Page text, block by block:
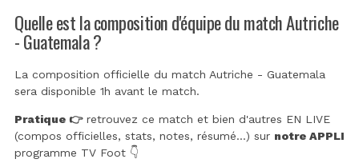
Quelle est la composition d'équipe du match Autriche
- Guatemala ?
La composition officielle du match Autriche - Guatemala
sera disponible 1h avant le match.
Pratique 👉retrouvez ce match et bien d'autres EN LIVE
(compos officielles, stats, notes, résumé...) sur notre APPLI
programme TV Foot 👇